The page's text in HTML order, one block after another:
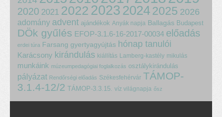
2020 2021 2022 2023 20242025 2026
adomány advent ajándékok Anyák napja Ballagás Budapest
DÖk gyűlés EFOP-3.1.6-16-2017-00034 előadás
erdei túra Farsang gyertyagyújtás hónap tanulói
Karácsony kirándulás kiállítás Lamberg-kastély mikulás
munkáink múzeumpedagógiai foglalkozás osztálykirándulás
pályázat Rendőrségi előadás Székesfehérvár TÁMOP-
3.1.4-12/2 TÁMOP-3.3.15. víz világnapja ősz